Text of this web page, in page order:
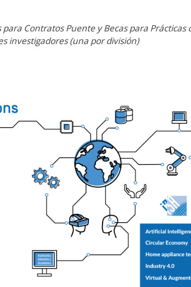
Contratos Puente y Becas para Prácticas
investigadores (una por división)